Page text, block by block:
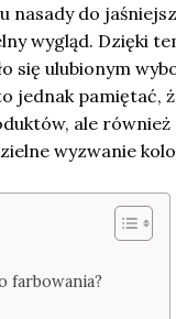
do
wygląd. Dzięki
się ulubionym
jednak pamiętać,
ale
wyzwanie
farbowania?